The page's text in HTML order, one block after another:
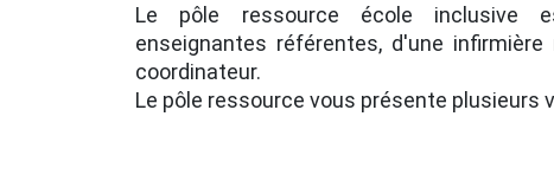
Le pôle ressource école inclusive
enseignantes référentes, d'une
coordinateur.
Le pôle ressource vous présente plusieurs